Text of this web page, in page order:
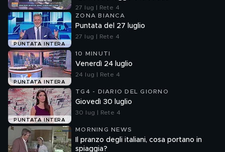
27 lug | Rete 4
PUNTATA INTERA
ZONA BIANCA
Puntata del 27 luglio
27 lug | Rete 4
PUNTATA INTERA
10 MINUTI
Venerdì 24 luglio
24 lug | Rete 4
PUNTATA INTERA
TG4 - DIARIO DEL GIORNO
Giovedì 30 luglio
30 lug | Rete 4
MORNING NEWS
Il pranzo degli italiani, cosa portano in
spiaggia?